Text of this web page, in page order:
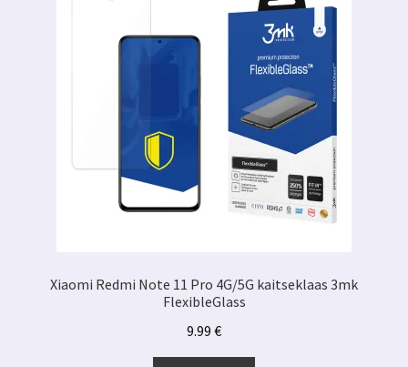
Xiaomi Redmi Note 11 Pro 4G/5G kaitseklaas 3mk
FlexibleGlass
9.99 €